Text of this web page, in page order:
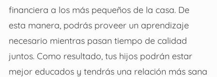
financiera a los más pequeños de la casa. De
esta manera, podrás proveer un aprendizaje
necesario mientras pasan tiempo de calidad
juntos. Como resultado, tus hijos podrán estar
mejor educados y tendrás una relación más sana